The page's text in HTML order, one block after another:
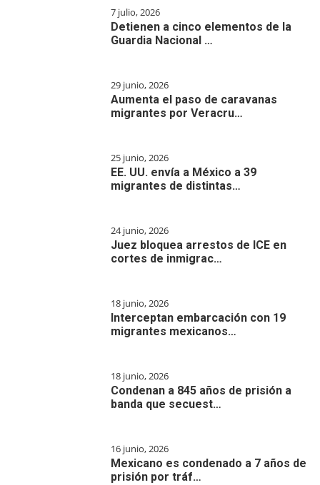
7 julio, 2026
Detienen a cinco elementos de la
Guardia Nacional …
29 junio, 2026
Aumenta el paso de caravanas
migrantes por Veracru…
25 junio, 2026
EE. UU. envía a México a 39
migrantes de distintas…
24 junio, 2026
Juez bloquea arrestos de ICE en
cortes de inmigrac…
18 junio, 2026
Interceptan embarcación con 19
migrantes mexicanos…
18 junio, 2026
Condenan a 845 años de prisión a
banda que secuest…
16 junio, 2026
Mexicano es condenado a 7 años de
prisión por tráf…